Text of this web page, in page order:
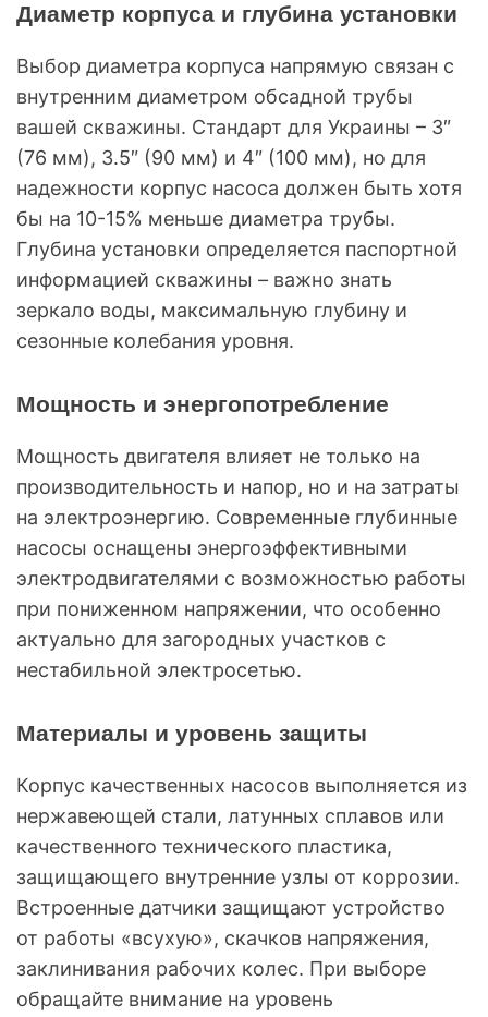
Диаметр корпуса и глубина установки
Выбор диаметра корпуса напрямую связан с
внутренним диаметром обсадной трубы
вашей скважины. Стандарт для Украины – 3″
(76 мм), 3.5″ (90 мм) и 4″ (100 мм), но для
надежности корпус насоса должен быть хотя
бы на 10-15% меньше диаметра трубы.
Глубина установки определяется паспортной
информацией скважины – важно знать
зеркало воды, максимальную глубину и
сезонные колебания уровня.
Мощность и энергопотребление
Мощность двигателя влияет не только на
производительность и напор, но и на затраты
на электроэнергию. Современные глубинные
насосы оснащены энергоэффективными
электродвигателями с возможностью работы
при пониженном напряжении, что особенно
актуально для загородных участков с
нестабильной электросетью.
Материалы и уровень защиты
Корпус качественных насосов выполняется из
нержавеющей стали, латунных сплавов или
качественного технического пластика,
защищающего внутренние узлы от коррозии.
Встроенные датчики защищают устройство
от работы «всухую», скачков напряжения,
заклинивания рабочих колес. При выборе
обращайте внимание на уровень